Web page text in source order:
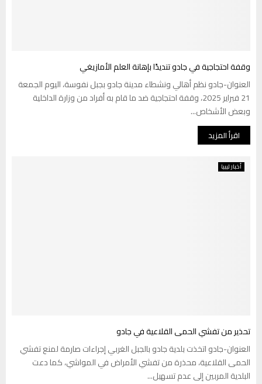
وقفة احتجاجية في جادو تنديدًا بإهانة العلم الأمازيغي
العنوان-جادو نظم أهالي ونشطاء مدينة جادو بجبل نفوسة، اليوم الجمعة
21 فبراير 2025، وقفة احتجاجية ضد ما قام به أفراد من وزارة الداخلية
وبعض الأشخاص...
اقرأ المزيد
أخبار ليبيا
تحذير من تفشي الحمى القلاعية في جادو
العنوان-جادو اتخذت بلدية جادو بالجبل الغربي إجراءات صارمة لمنع تفشي
الحمى القلاعية، محذرة من تفشي الأمراض في المواشي، كما دعت
البلدية المربين إلى عدم تسهيل...